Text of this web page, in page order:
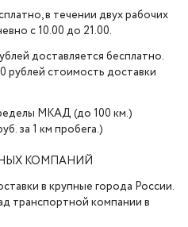
в течении двух рабочих
с 10.00 до 21.00.
доставляется бесплатно.
рублей стоимость доставки
МКАД (до 100 км.)
за 1 км пробега.)
КОМПАНИЙ
в крупные города России.
транспортной компании в